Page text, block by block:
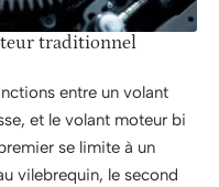
traditionnel
entre un volant
et le volant moteur bi
se limite à un
vilebrequin, le second